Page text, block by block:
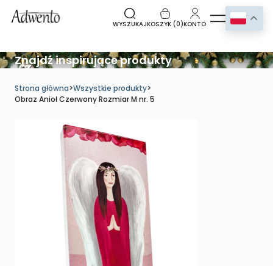
WYSZUKAJKOSZYK (0)KONTO
Znajdź inspirujące produkty
Strona główna>Wszystkie produkty>
Obraz Anioł Czerwony Rozmiar M nr. 5